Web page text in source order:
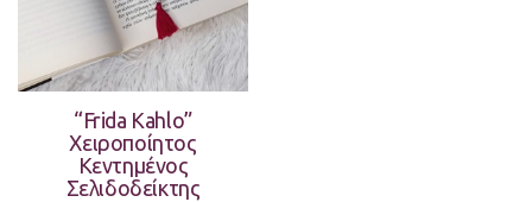
“Frida Kahlo”
Χειροποίητος
Κεντημένος
Σελιδοδείκτης